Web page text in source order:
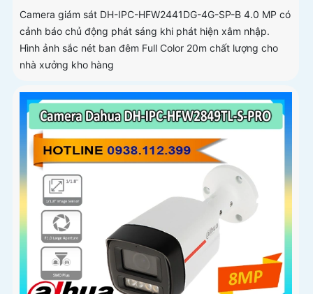
Camera giám sát DH-IPC-HFW2441DG-4G-SP-B 4.0 MP có
cảnh báo chủ động phát sáng khi phát hiện xâm nhập.
Hình ảnh sắc nét ban đêm Full Color 20m chất lượng cho
nhà xưởng kho hàng